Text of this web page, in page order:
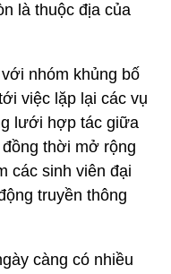
là thuộc địa của
nhóm khủng bố
việc lặp lại các vụ
lưới hợp tác giữa
thời mở rộng
các sinh viên đại
truyền thông
càng có nhiều